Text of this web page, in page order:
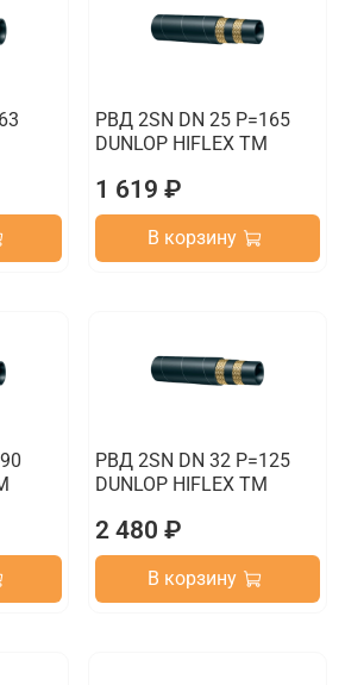
РВД 2SN DN 25 P=165
DUNLOP HIFLEX TM
1 619 ₽
В корзину
РВД 2SN DN 32 P=125
DUNLOP HIFLEX TM
2 480 ₽
В корзину